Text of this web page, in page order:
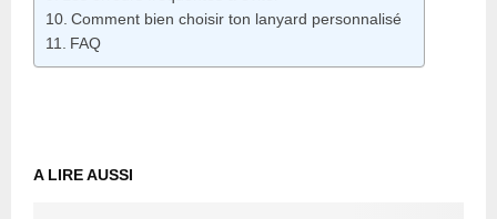
Comment bien choisir ton lanyard personnalisé
FAQ
A LIRE AUSSI